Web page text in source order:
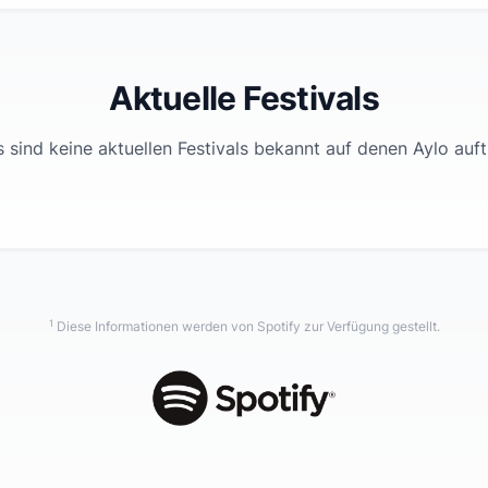
Aktuelle Festivals
sind keine aktuellen Festivals bekannt auf denen Aylo
1 Diese Informationen werden von Spotify zur Verfügung gestellt.